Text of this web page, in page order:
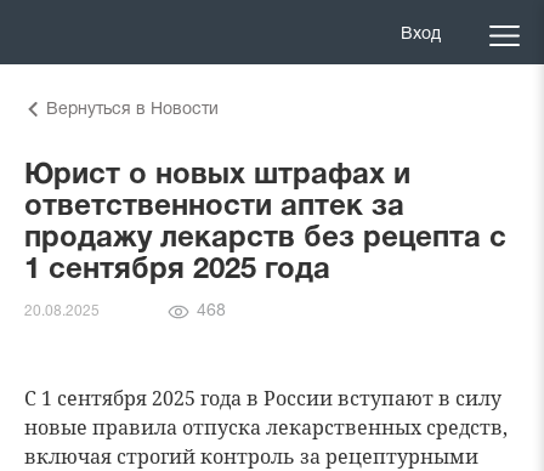
Вход
Вернуться в Новости
Юрист о новых штрафах и
ответственности аптек за
продажу лекарств без рецепта с
1 сентября 2025 года
20.08.2025
Количество
468
С 1 сентября 2025 года в России вступают в силу
новые правила отпуска лекарственных средств,
включая строгий контроль за рецептурными